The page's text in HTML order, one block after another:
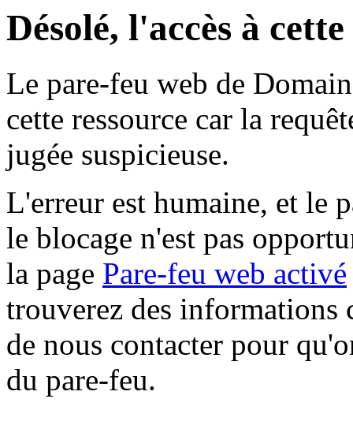
Désolé, l'accès à
Le pare-feu web de
cette ressource car la
jugée suspicieuse.
L'erreur est humaine, et le
le blocage n'est pas
la page Pare-feu web activé
trouverez des informations
de nous contacter pour
du pare-feu.